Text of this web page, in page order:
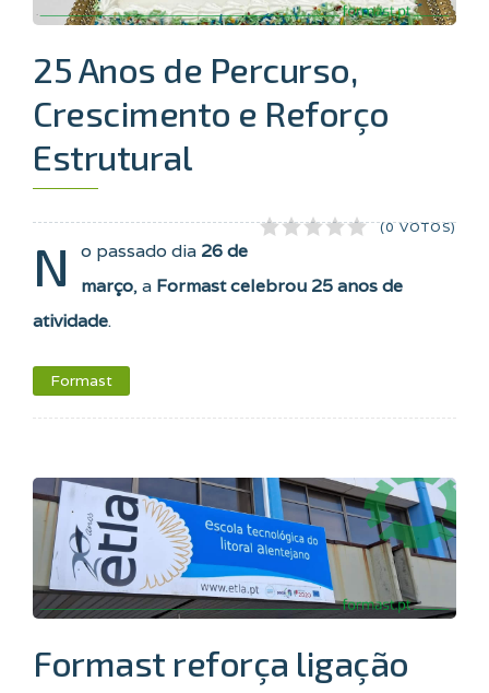
25 Anos de Percurso,
Crescimento e Reforço
Estrutural
(0 VOTOS)
N o passado dia 26 de
março, a Formast celebrou 25 anos de
atividade.
Formast
Formast reforça ligação